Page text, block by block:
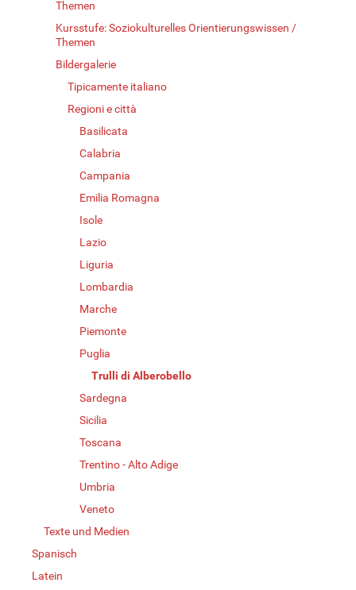
Themen
Kursstufe: Soziokulturelles Orientierungswissen /
Themen
Bildergalerie
Tipicamente italiano
Regioni e città
Basilicata
Calabria
Campania
Emilia Romagna
Isole
Lazio
Liguria
Lombardia
Marche
Piemonte
Puglia
Trulli di Alberobello
Sardegna
Sicilia
Toscana
Trentino - Alto Adige
Umbria
Veneto
Texte und Medien
Spanisch
Latein